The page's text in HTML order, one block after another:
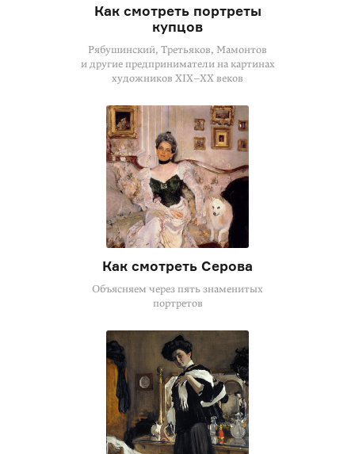
Как смотреть портреты
купцов
Рябушинский, Третьяков, Мамонтов
и другие предприниматели на картинах
художников XIX–XXвеков
Как смотреть Серова
Объясняем через пять знаменитых
портретов